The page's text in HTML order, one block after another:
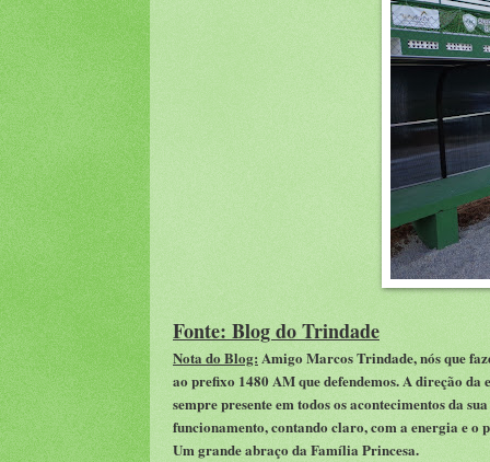
Fonte: Blog do Trindade
Nota do Blog:Amigo Marcos Trindade,nós que
ao prefixo 1480 AM que defendemos. A direção
sempre presente em todos os acontecimentos da
funcionamento,contando claro,com a energia e o
Um grande abraço daFamília Princesa.